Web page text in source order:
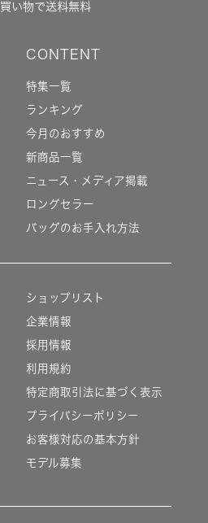
い物で送料無料
特集一覧
ランキング
今月のおすすめ
新商品一覧
ニュース・メディア掲載
ロングセラー
バッグのお手入れ方法
ショップリスト
企業情報
採用情報
利用規約
特定商取引法に基づく表示
プライバシーポリシー
お客様対応の基本方針
モデル募集